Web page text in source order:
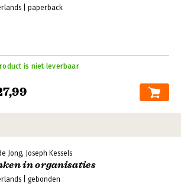
| paperback
is niet leverbaar
Jong, Joseph Kessels
in organisaties
| gebonden